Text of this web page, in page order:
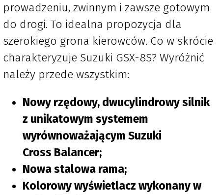
prowadzeniu, zwinnym i zawsze gotowym
do drogi. To idealna propozycja dla
szerokiego grona kierowców. Co w skrócie
charakteryzuje Suzuki GSX-8S? Wyróżnić
należy przede wszystkim:
Nowy rzędowy, dwucylindrowy silnik
z unikatowym systemem
wyrównoważającym Suzuki
Cross Balancer;
Nowa stalowa rama;
Kolorowy wyświetlacz wykonany w